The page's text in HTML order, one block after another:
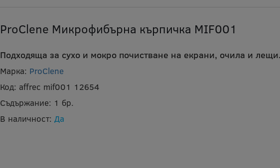
ProClene Микрофибърна кърпичка MIF001
Подходяща за сухо и мокро почистване на екрани, очила и лещи.
Марка: ProClene
Код: affrec mif001 12654
Съдържание: 1 бр.
В наличност: Да